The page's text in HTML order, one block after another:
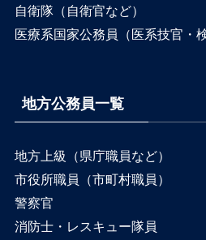
自衛隊（自衛官など）
医療系国家公務員（医系技官・
地方公務員一覧
地方上級（県庁職員など）
市役所職員（市町村職員）
警察官
消防士・レスキュー隊員